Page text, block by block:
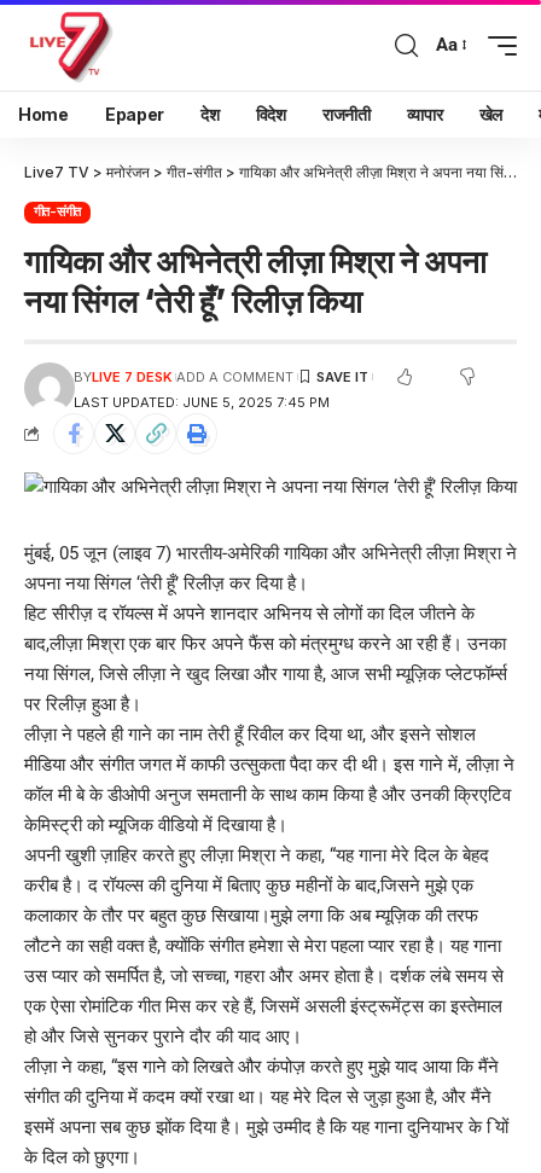
Aa
Home Epaper देश विदेश राजनीती व्यापार खेल
Live7 TV > मनोरंजन > गीत-संगीत > गायिका और अभिनेत्री लीज़ा मिश्रा ने अपना नया सिंगल ‘तेरी हूँ’ रिलीज़ किया
गीत-संगीत
गायिका और अभिनेत्री लीज़ा मिश्रा ने अपना
नया सिंगल ‘तेरी हूँ’ रिलीज़ किया
LAST UPDATED: JUNE 5, 2025 7:45 PM
BYLIVE 7 DESK ADD A COMMENT
मुंबई, 05 जून (लाइव 7) भारतीय-अमेरिकी गायिका और अभिनेत्री लीज़ा मिश्रा ने
अपना नया सिंगल ‘तेरी हूँ’ रिलीज़ कर दिया है।
हिट सीरीज़ द रॉयल्स में अपने शानदार अभिनय से लोगों का दिल जीतने के
बाद,लीज़ा मिश्रा एक बार फिर अपने फैंस को मंत्रमुग्ध करने आ रही हैं। उनका
नया सिंगल, जिसे लीज़ा ने खुद लिखा और गाया है, आज सभी म्यूज़िक प्लेटफॉर्म्स
पर रिलीज़ हुआ है।
लीज़ा ने पहले ही गाने का नाम तेरी हूँ रिवील कर दिया था, और इसने सोशल
मीडिया और संगीत जगत में काफी उत्सुकता पैदा कर दी थी। इस गाने में, लीज़ा ने
कॉल मी बे के डीओपी अनुज समतानी के साथ काम किया है और उनकी क्रिएटिव
केमिस्ट्री को म्यूजिक वीडियो में दिखाया है।
अपनी खुशी ज़ाहिर करते हुए लीज़ा मिश्रा ने कहा, “यह गाना मेरे दिल के बेहद
करीब है। द रॉयल्स की दुनिया में बिताए कुछ महीनों के बाद,जिसने मुझे एक
कलाकार के तौर पर बहुत कुछ सिखाया।मुझे लगा कि अब म्यूज़िक की तरफ
लौटने का सही वक्त है, क्योंकि संगीत हमेशा से मेरा पहला प्यार रहा है। यह गाना
उस प्यार को समर्पित है, जो सच्चा, गहरा और अमर होता है। दर्शक लंबे समय से
एक ऐसा रोमांटिक गीत मिस कर रहे हैं, जिसमें असली इंस्ट्रूमेंट्स का इस्तेमाल
हो और जिसे सुनकर पुराने दौर की याद आए।
लीज़ा ने कहा, “इस गाने को लिखते और कंपोज़ करते हुए मुझे याद आया कि मैंने
संगीत की दुनिया में कदम क्यों रखा था। यह मेरे दिल से जुड़ा हुआ है, और मैंने
इसमें अपना सब कुछ झोंक दिया है। मुझे उम्मीद है कि यह गाना दुनियाभर के ियों
के दिल को छुएगा।